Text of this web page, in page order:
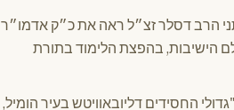
הרב דסלר זצ״ל ראה את כ״ק אדמו״ר
הישיבות, בהפצת הלימוד בתורת
החסידים דליובאוויטש בעיר הומיל,